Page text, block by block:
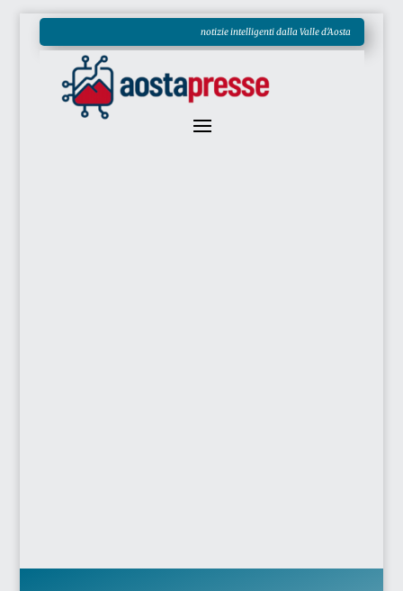
notizie intelligenti dalla Valle d'Aosta